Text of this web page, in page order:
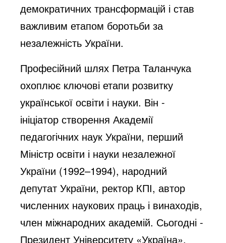
демократичних трансформацій і став
важливим етапом боротьби за
незалежність України.
Професійний шлях Петра Таланчука
охоплює ключові етапи розвитку
української освіти і науки. Він -
ініціатор створення Академії
педагогічних наук України, перший
Міністр освіти і науки незалежної
України (1992–1994), народний
депутат України, ректор КПІ, автор
численних наукових праць і винаходів,
член міжнародних академій. Сьогодні -
Президент Університету «Україна»,